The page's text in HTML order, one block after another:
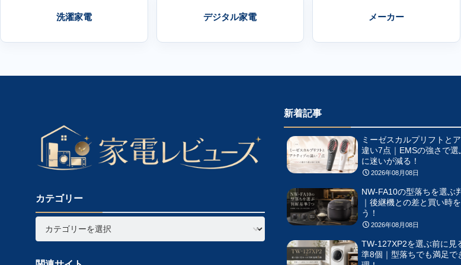
洗濯家電 デジタル家電 メーカー
カテゴリー
新着記事
ミーゼスカルプリフトと
違い7点｜EMSの強さで
に迷いが減る！
2026年08月08日
NW-FA10の型落ちを選ぶ
｜後継機との差と買い時
う！
2026年08月08日
TW-127XP2を選ぶ前に見
準8個｜型落ちでも満足で